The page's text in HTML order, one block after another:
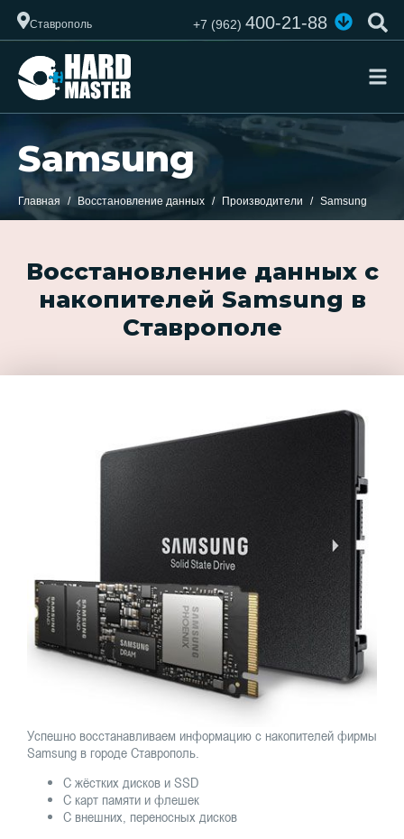
Ставрополь +7 (962)400-21-88
Samsung
Главная Восстановление данных Производители Samsung
Восстановление данных с
накопителей Samsung в
Ставрополе
Успешно восстанавливаем информацию с накопителей фирмы
Samsung в городе Ставрополь.
С жёстких дисков и SSD
С карт памяти и флешек
С внешних, переносных дисков